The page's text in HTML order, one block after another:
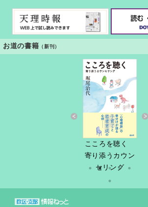
お道の書籍 （新刊）
こころを聴く
寄り添うカウン
セリング